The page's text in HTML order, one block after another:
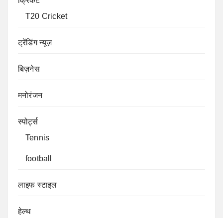
T20 Cricket
ट्रेंडिंग न्यूज़
बिज़नेस
मनोरंजन
स्पोर्ट्स
Tennis
football
लाइफ स्टाइल
हेल्थ